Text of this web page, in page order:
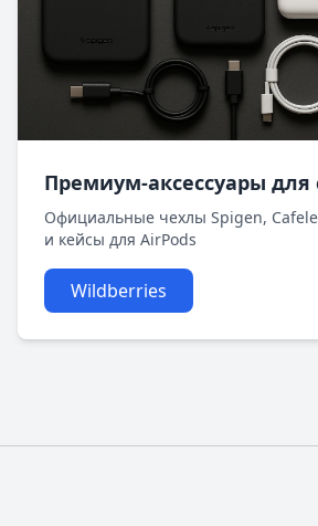
Премиум‑аксессуары
Официальные чехлы Spigen,
и кейсы для AirPods
Wildberries